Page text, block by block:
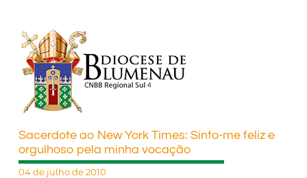
Sacerdote ao New York Times: Sinto-me feliz e
orgulhoso pela minha vocação
04 de julho de 2010